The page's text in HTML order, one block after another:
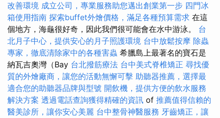
改善環境 成立公司，專業服務助您邁出創業第一步 四門冰
箱使用指南 探索buffet外燴價格，滿足各種預算需求 在這
個地方，海龜很好奇，因此我們很可能會在水中游泳。 台
北月子中心，提供安心的月子照護環境 台中放鬆按摩 除蟲
專家，徹底清除家中的各種害蟲 希臘島上最著名的寶石是
納瓦吉奧灣（Bay 台北撥筋療法 台中美式脊椎矯正 尋找優
質的外燴廠商，讓您的活動無懈可擊 助聽器推薦，選擇最
適合您的助聽器品牌與型號 開飲機，提供方便的飲水服務
解決方案 透過電話查詢獲得精確的資訊 of 推薦值得信賴的
醫美診所，讓你安心美麗 台中整骨神醫服務 牙齒矯正，讓